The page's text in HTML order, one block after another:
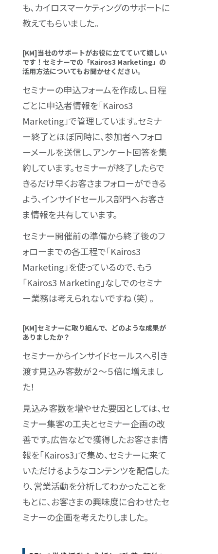
も、カイロスマーケティングのサポートに
教えてもらいました。
[KM]当社のサポートがお役に立てていて嬉しい
です！セミナーでの「Kairos3 Marketing」の
活用方法についてもお聞かせください。
セミナーの申込フォームを作成し、日程
ごとに申込者情報を「Kairos3
Marketing」で管理しています。セミナ
ー終了とほぼ同時に、参加者へフォロ
ーメールを送信し、アンケート回答を集
約しています。セミナーが終了したらで
きるだけ早くお客さまフォローができる
よう、インサイドセールス部門へお客さ
ま情報を共有しています。
セミナー開催前の準備から終了後のフ
ォローまでの各工程で「Kairos3
Marketing」を使っているので、もう
「Kairos3 Marketing」なしでのセミナ
ー業務は考えられないですね（笑）。
[KM]セミナーに取り組んで、どのような成果が
ありましたか？
セミナーからインサイドセールスへ引き
渡す見込み客数が２〜５倍に増えまし
た！
見込み客数を増やせた要因としては、セ
ミナー集客の工夫とセミナー企画の改
善です。広告などで獲得したお客さま情
報を「Kairos3」で集め、セミナーに来て
いただけるようなコンテンツを配信した
り、営業活動を分析してわかったことを
もとに、お客さまの興味度に合わせたセ
ミナーの企画を考えたりしました。